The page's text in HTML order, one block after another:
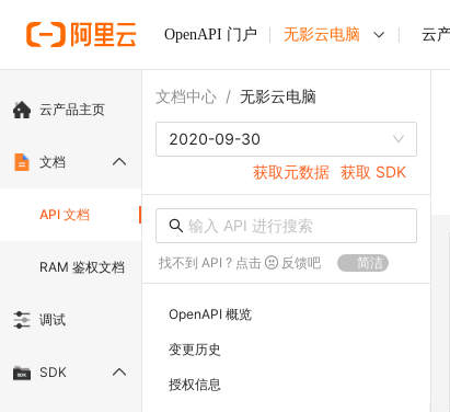
OpenAPI 门户 无影云电脑 云
云产品主页
文档
API 文档
RAM 鉴权文档
调试
SDK
文档中心 / 无影云电脑
2020-09-30
获取元数据 获取 SDK
找不到 API ? 点击 反馈吧 简洁
OpenAPI 概览
变更历史
授权信息